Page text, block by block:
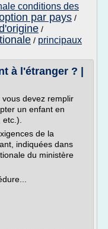
conditions des
par pays /
/
/ principaux
à l'étranger ? |
devez remplir
un enfant en
de la
indiquées dans
du ministère